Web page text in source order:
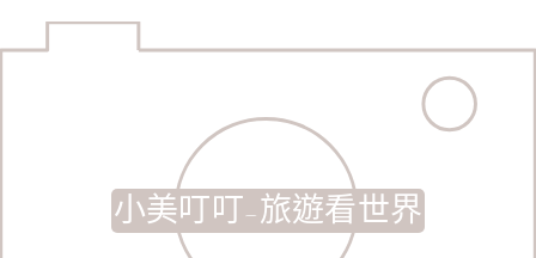
小美叮叮-旅遊看世界